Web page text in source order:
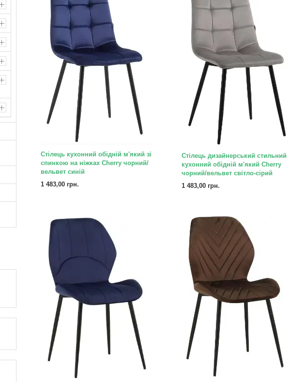
Стілець кухонний обідній м'який зі
спинкою на ніжках Cherry чорний/
вельвет синій
1 483,00 грн.
Стілець дизайнерський стильний
кухонний обідній м'який Cherry
чорний/вельвет світло-сірий
1 483,00 грн.